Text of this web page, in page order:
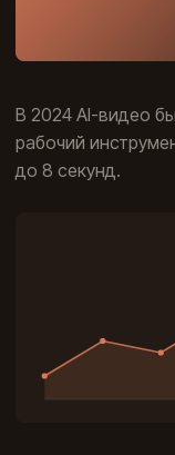
В 2024 AI-видео
рабочий
до 8 секунд.